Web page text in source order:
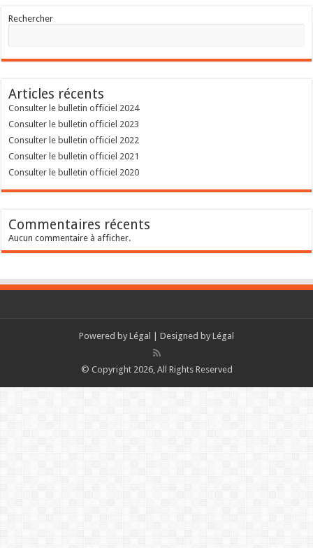
Rechercher
Articles récents
Consulter le bulletin officiel 2024
Consulter le bulletin officiel 2023
Consulter le bulletin officiel 2022
Consulter le bulletin officiel 2021
Consulter le bulletin officiel 2020
Commentaires récents
Aucun commentaire à afficher.
Powered by Légal | Designed by Légal
© Copyright 2026, All Rights Reserved